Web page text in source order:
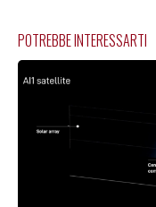
POTREBBE INTERESSARTI